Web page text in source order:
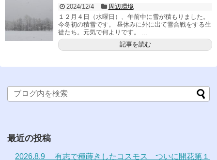
2024/12/4
周辺環境
１２月４日（水曜日）、午前中に雪が積もりました。
今冬初の積雪です。 昼休みに外に出て雪合戦をする生
徒たち。元気で何よりです。 ...
記事を読む
最近の投稿
2026.8.9 有志で種蒔きしたコスモス ついに開花第１